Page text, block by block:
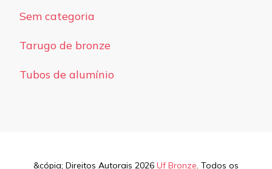
Sem categoria
Tarugo de bronze
Tubos de alumínio
&cópia; Direitos Autorais 2026 Uf Bronze. Todos os